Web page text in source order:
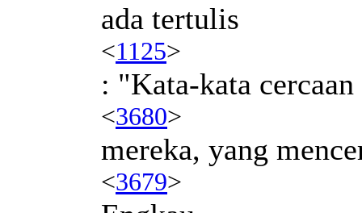
ada tertulis
<1125>
: "Kata-kata cercaan
<3680>
mereka, yang
<3679>